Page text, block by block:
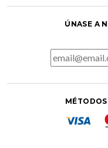
ÚNASE A